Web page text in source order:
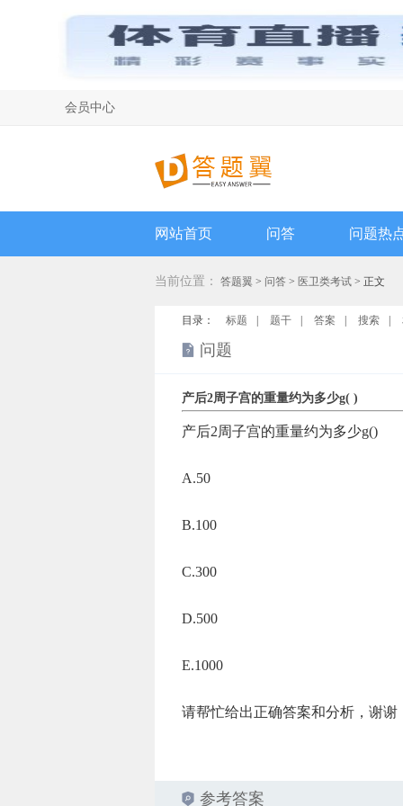
会员中心
网站首页 问答 问题热
当前位置： 答题翼 > 问答 > 医卫类考试 > 正文
目录： 标题 题干 答案 搜索
问题
产后2周子宫的重量约为多少g( )
产后2周子宫的重量约为多少g()
A.50
B.100
C.300
D.500
E.1000
请帮忙给出正确答案和分析，谢谢
参考答案